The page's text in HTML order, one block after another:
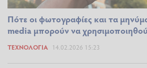
Πότε οι φωτογραφίες και τα
media μπορούν να
ΤΕΧΝΟΛΟΓΊΑ 14.02.2026 15:23